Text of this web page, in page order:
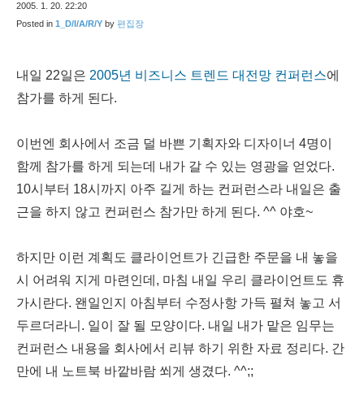
2005. 1. 20. 22:20
Posted in 1_D/I/A/R/Y by 편집장
내일 22일은 2005년 비즈니스 트렌드 대전망 컨퍼런스에
참가를 하게 된다.
이번엔 회사에서 조금 덜 바쁜 기획자와 디자이너 4명이
함께 참가를 하게 되는데 내가 갈 수 있는 영광을 얻었다.
10시부터 18시까지 아주 길게 하는 컨퍼런스라 내일은 출
근을 하지 않고 컨퍼런스 참가만 하게 된다. ^^ 야호~
하지만 이런 계획도 클라이언트가 긴급한 주문을 내 놓을
시 어려워 지게 마련인데, 마침 내일 우리 클라이언트도 휴
가시란다. 왠일인지 아침부터 수정사항 가득 펼쳐 놓고 서
두르더라니. 일이 잘 될 모양이다. 내일 내가 맡은 임무는
컨퍼런스 내용을 회사에서 리뷰 하기 위한 자료 정리다. 간
만에 내 노트북 바깥바람 쐬게 생겼다. ^^;;